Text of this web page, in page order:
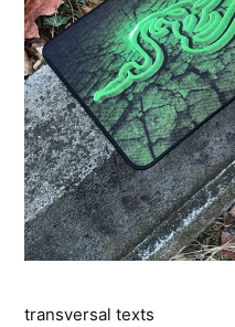
transversal texts